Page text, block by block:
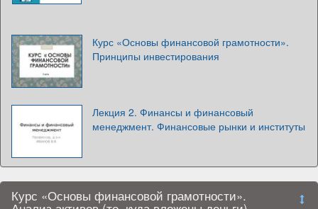
Курс «Основы финансовой грамотности».
Принципы инвестирования
Лекция 2. Финансы и финансовый
менеджмент. Финансовые рынки и институты
Курс «Основы финансовой грамотности».